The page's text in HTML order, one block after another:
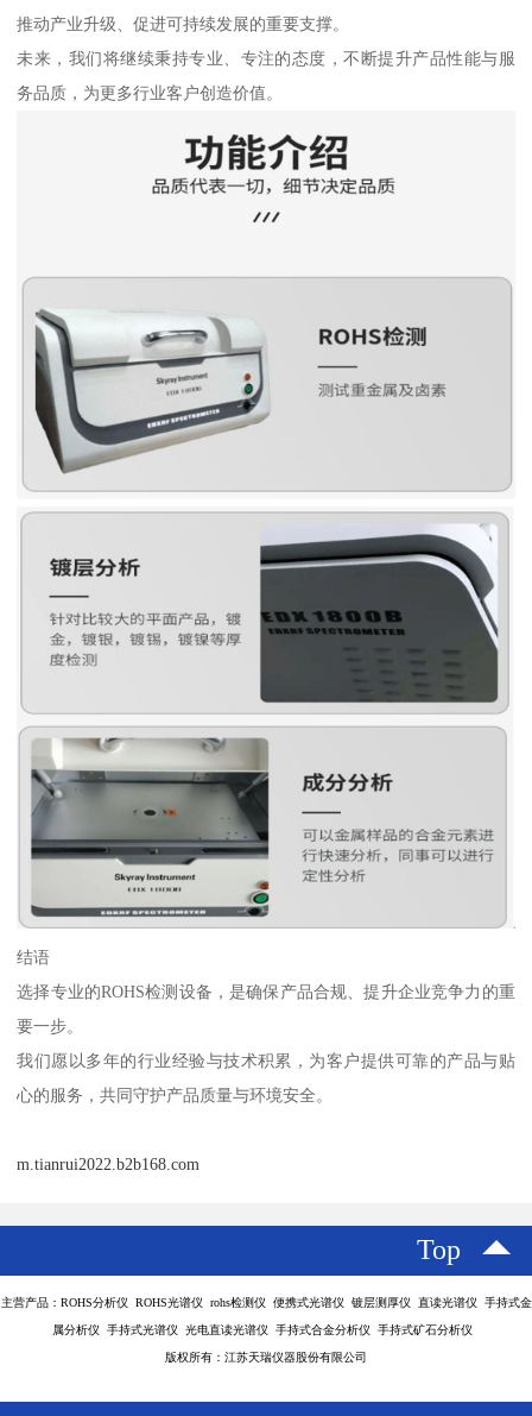
推动产业升级、促进可持续发展的重要支撑。
未来，我们将继续秉持专业、专注的态度，不断提升产品性能与服
务品质，为更多行业客户创造价值。
结语
选择专业的ROHS检测设备，是确保产品合规、提升企业竞争力的重
要一步。
我们愿以多年的行业经验与技术积累，为客户提供可靠的产品与贴
心的服务，共同守护产品质量与环境安全。
m.tianrui2022.b2b168.com
Top
主营产品：ROHS分析仪 ROHS光谱仪 rohs检测仪 便携式光谱仪 镀层测厚仪 直读光谱仪 手持式金
属分析仪 手持式光谱仪 光电直读光谱仪 手持式合金分析仪 手持式矿石分析仪
版权所有：江苏天瑞仪器股份有限公司